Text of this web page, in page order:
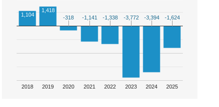
2018 2019 2020 2021 2022 2023 2024 2025
1,104
1,418
-318
-318 -1,141
-1,141 -1,338
-1,338 -3,772
-3,772 -3,394
-3,394 -1,624
-1,624